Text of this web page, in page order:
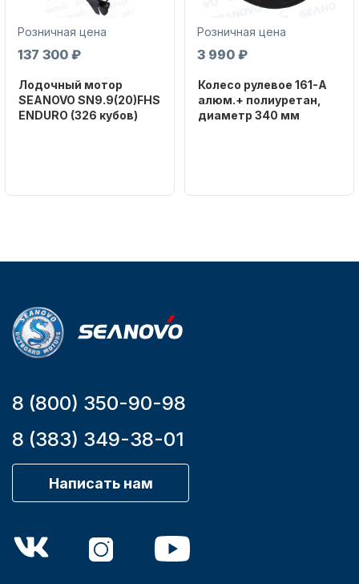
катеров
Розничная цена
137 300 ₽
Лодочный мотор
SEANOVO SN9.9(20)FHS
ENDURO (326 кубов)
Бензиновый
мотора, л.с.
9,9
Розничная цена
3 990 ₽
Колесо рулевое 161-A
алюм.+ полиуретан,
диаметр 340 мм
8 (800) 350-90-98
8 (383) 349-38-01
Написать нам